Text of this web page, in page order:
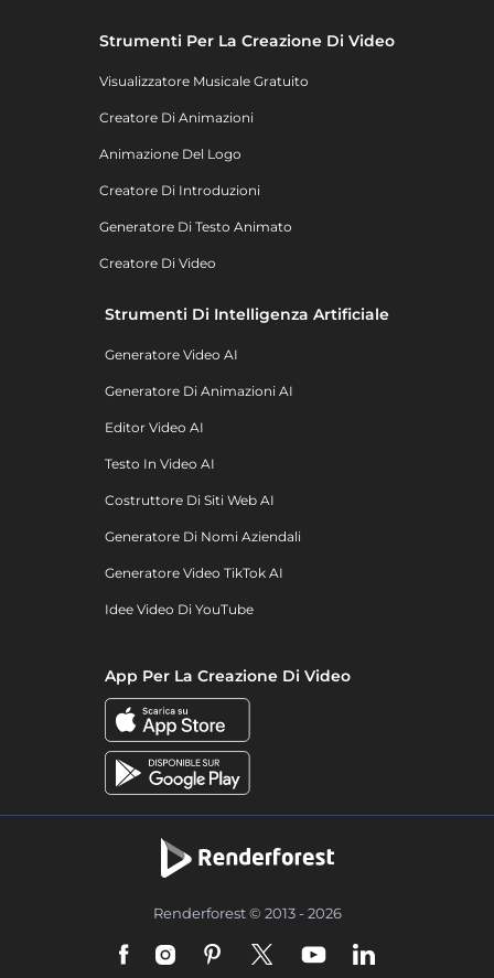
Strumenti Per La Creazione Di Video
Visualizzatore Musicale Gratuito
Creatore Di Animazioni
Animazione Del Logo
Creatore Di Introduzioni
Generatore Di Testo Animato
Creatore Di Video
Strumenti Di Intelligenza Artificiale
Generatore Video AI
Generatore Di Animazioni AI
Editor Video AI
Testo In Video AI
Costruttore Di Siti Web AI
Generatore Di Nomi Aziendali
Generatore Video TikTok AI
Idee Video Di YouTube
App Per La Creazione Di Video
Renderforest © 2013 - 2026